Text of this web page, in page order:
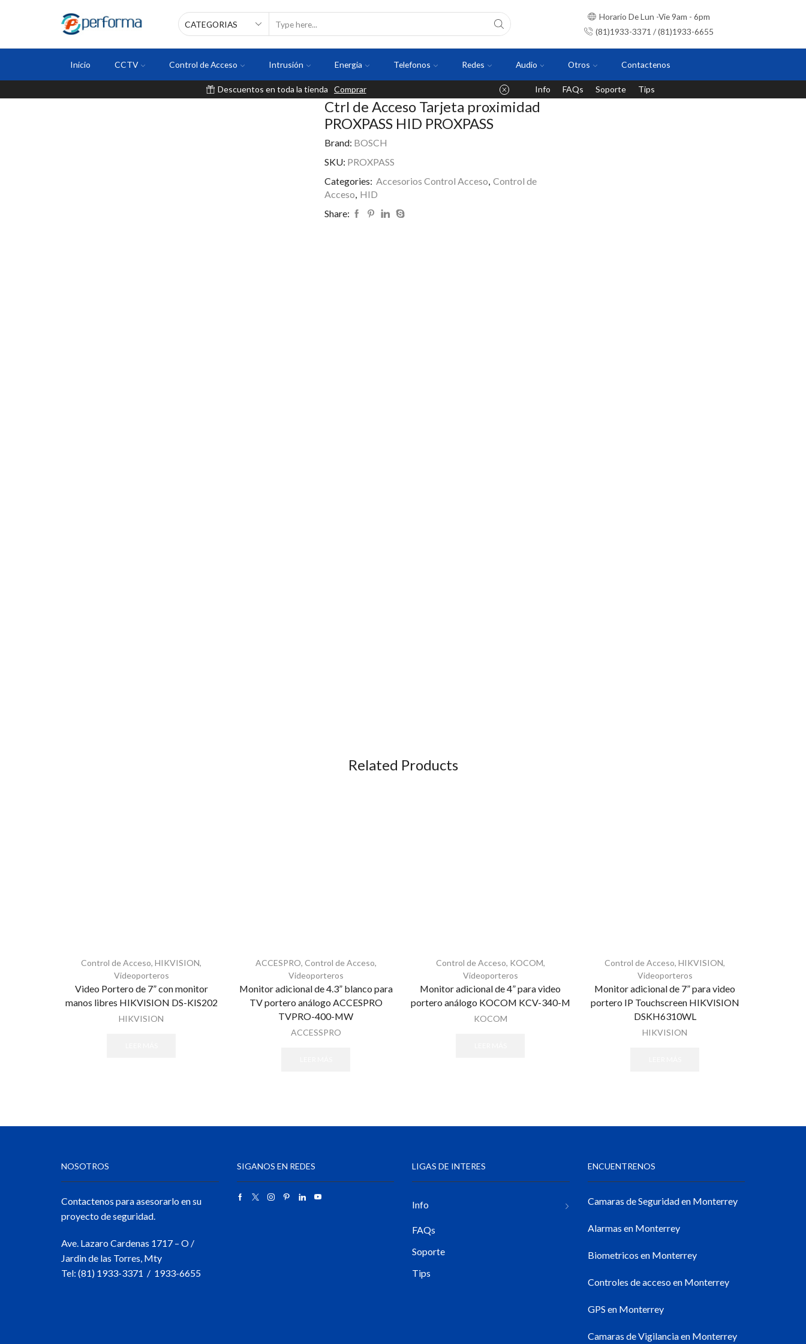
Horario De Lun -Vie 9am - 6pm
(81)1933-3371 / (81)1933-6655
Inicio CCTV Control de Acceso Intrusión Energia Telefonos Redes Audio Otros Contactenos
Descuentos en toda la tienda Comprar Info FAQs Soporte Tips
Ctrl de Acceso Tarjeta proximidad
PROXPASS HID PROXPASS
Brand: BOSCH
SKU: PROXPASS
Categories: Accesorios Control Acceso, Control de
Acceso, HID
Share:
Related Products
Control de Acceso, HIKVISION,
Videoporteros
Video Portero de 7” con monitor
manos libres HIKVISION DS-KIS202
HIKVISION
ACCESPRO, Control de Acceso,
Videoporteros
Monitor adicional de 4.3” blanco para
TV portero análogo ACCESPRO
TVPRO-400-MW
ACCESSPRO
Control de Acceso, KOCOM,
Videoporteros
Monitor adicional de 4” para video
portero análogo KOCOM KCV-340-M
KOCOM
Control de Acceso, HIKVISION,
Videoporteros
Monitor adicional de 7” para video
portero IP Touchscreen HIKVISION
DSKH6310WL
HIKVISION
NOSOTROS
Contactenos para asesorarlo en su
proyecto de seguridad.
Ave. Lazaro Cardenas 1717 – O /
Jardin de las Torres, Mty
Tel: (81) 1933-3371 / 1933-6655
SIGANOS EN REDES LIGAS DE INTERES
Info
FAQs
Soporte
Tips
ENCUENTRENOS
Camaras de Seguridad en Monterrey
Alarmas en Monterrey
Biometricos en Monterrey
Controles de acceso en Monterrey
GPS en Monterrey
Camaras de Vigilancia en Monterrey